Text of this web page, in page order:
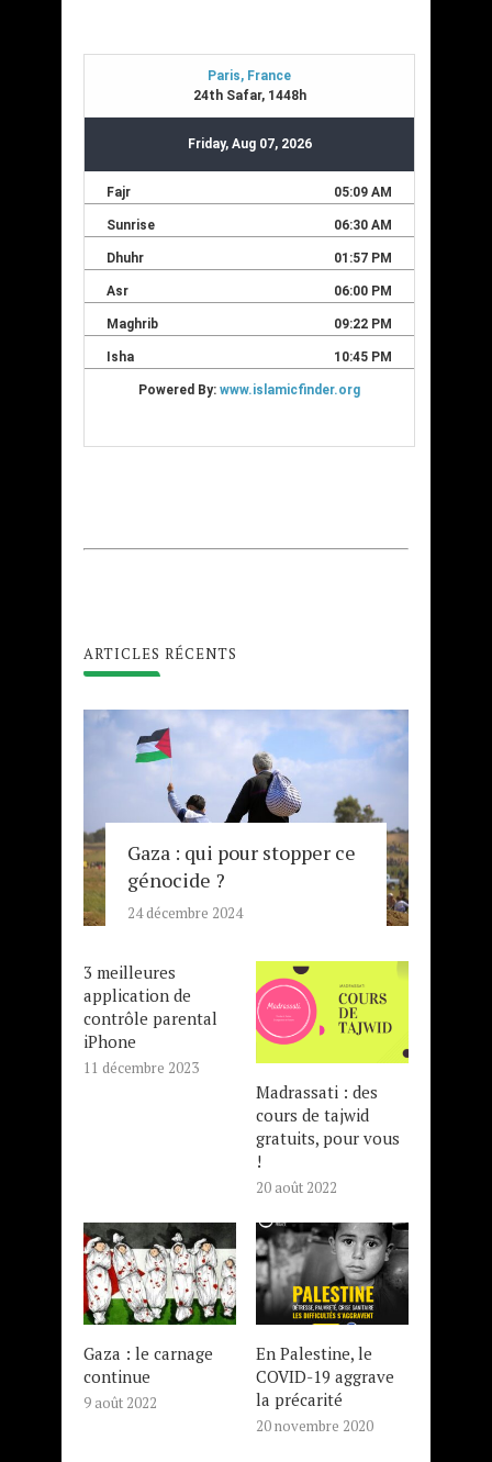
ARTICLES RÉCENTS
Gaza : qui pour stopper ce
génocide ?
24 décembre 2024
3 meilleures
application de
contrôle parental
iPhone
11 décembre 2023
Madrassati : des
cours de tajwid
gratuits, pour vous
!
20 août 2022
Gaza : le carnage
continue
9 août 2022
En Palestine, le
COVID-19 aggrave
la précarité
20 novembre 2020